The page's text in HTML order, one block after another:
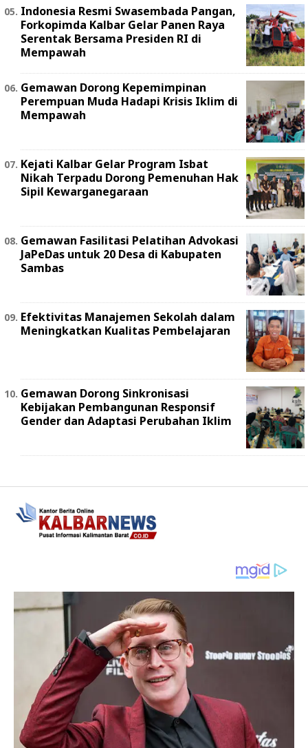
Indonesia Resmi Swasembada Pangan,
Forkopimda Kalbar Gelar Panen Raya
Serentak Bersama Presiden RI di
Mempawah
Gemawan Dorong Kepemimpinan
Perempuan Muda Hadapi Krisis Iklim di
Mempawah
Kejati Kalbar Gelar Program Isbat
Nikah Terpadu Dorong Pemenuhan Hak
Sipil Kewarganegaraan
Gemawan Fasilitasi Pelatihan Advokasi
JaPeDas untuk 20 Desa di Kabupaten
Sambas
Efektivitas Manajemen Sekolah dalam
Meningkatkan Kualitas Pembelajaran
Gemawan Dorong Sinkronisasi
Kebijakan Pembangunan Responsif
Gender dan Adaptasi Perubahan Iklim